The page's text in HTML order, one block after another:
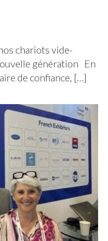
chariots vide-
génération En
de confiance, […]